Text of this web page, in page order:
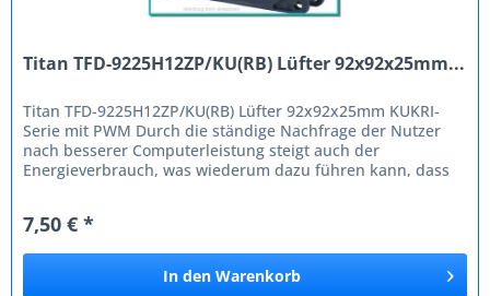
Titan TFD-9225H12ZP/KU(RB) Lüfter 92x92x25mm...
Titan TFD-9225H12ZP/KU(RB) Lüfter 92x92x25mm KUKRI-
Serie mit PWM Durch die ständige Nachfrage der Nutzer
nach besserer Computerleistung steigt auch der
Energieverbrauch, was wiederum dazu führen kann, dass
7,50 € *
In den Warenkorb